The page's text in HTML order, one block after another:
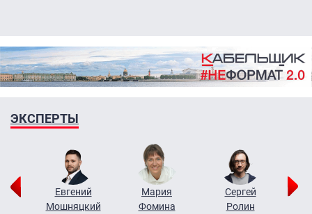
ЭКСПЕРТЫ
Евгений
Мошняцкий
Мария
Фомина
Сергей
Ролин